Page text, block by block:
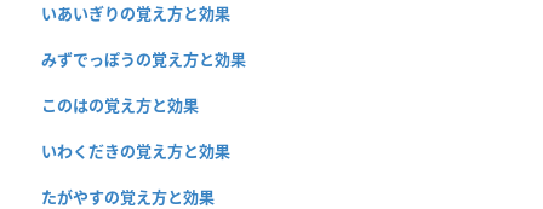
いあいぎりの覚え方と効果
みずでっぽうの覚え方と効果
このはの覚え方と効果
いわくだきの覚え方と効果
たがやすの覚え方と効果